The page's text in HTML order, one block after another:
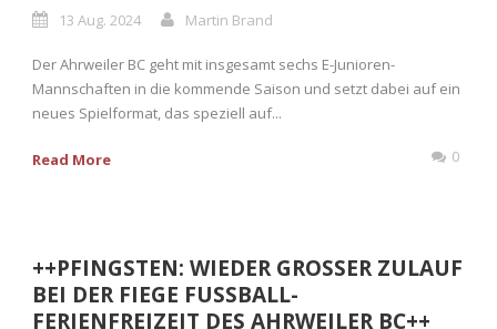
13 Aug. 2024 Martin Brand
Der Ahrweiler BC geht mit insgesamt sechs E-Junioren-
Mannschaften in die kommende Saison und setzt dabei auf ein
neues Spielformat, das speziell auf...
Read More 0
++PFINGSTEN: WIEDER GROSSER ZULAUF
BEI DER FIEGE FUSSBALL-
FERIENFREIZEIT DES AHRWEILER BC++